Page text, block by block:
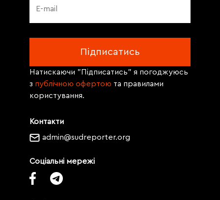
Контакти
admin@sudreporter.org
Соціальні мережі
Натискаючи "Підписатись" я погоджуюсь
з публічною офертою та правилами
користування.